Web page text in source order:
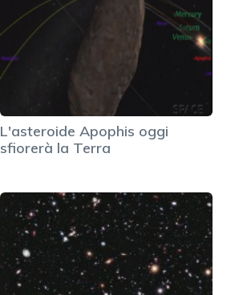
L'asteroide Apophis oggi
sfiorerà la Terra